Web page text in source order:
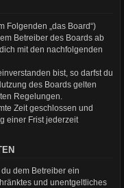
Folgenden „das Board“)
Betreiber des Boards ab
mit den nachfolgenden
bist, so darfst du
des Boards gelten
Regelungen.
Zeit geschlossen und
einer Frist jederzeit
dem Betreiber ein
und unentgeltliches